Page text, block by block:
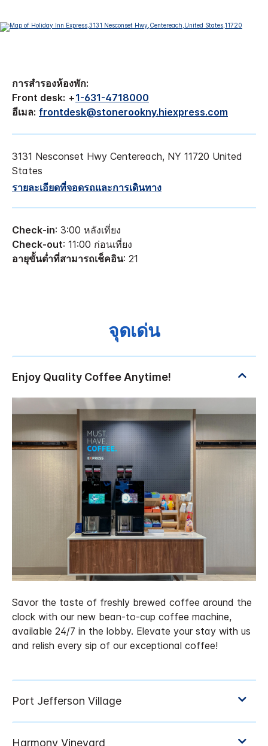
การสำรองห้องพัก:
Front desk: +1-631-4718000
อีเมล: frontdesk@stonerookny.hiexpress.com
3131 Nesconset Hwy Centereach, NY 11720 United
States
รายละเอียดที่จอดรถและการเดินทาง
Check-in: 3:00 หลังเที่ยง
Check-out: 11:00 ก่อนเที่ยง
อายุขั้นต่ำที่สามารถเช็คอิน: 21
จุดเด่น
Savor the taste of freshly brewed coffee around the
clock with our new bean-to-cup coffee machine,
available 24/7 in the lobby. Elevate your stay with us
and relish every sip of our exceptional coffee!